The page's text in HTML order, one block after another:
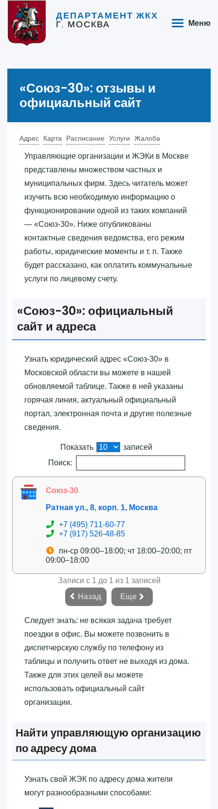
ДЕПАРТАМЕНТ ЖКХ
Г. МОСКВА Меню
«‎Союз-30»‎: отзывы и
официальный сайт
Адрес Карта Расписание Услуги Жалоба
Управляющие организации и ЖЭКи в Москве
представлены множеством частных и
муниципальных фирм. Здесь читатель может
изучить всю необходимую информацию о
функционировании одной из таких компаний
— «‎Союз-30»‎. Ниже опубликованы
контактные сведения ведомства, его режим
работы, юридические моменты и т. п. Также
будет рассказано, как оплатить коммунальные
услуги по лицевому счету.
«‎Союз-30»‎: официальный
сайт и адреса
Узнать юридический адрес «‎Союз-30»‎ в
Московской области вы можете в нашей
обновляемой таблице. Также в ней указаны
горячая линия, актуальный официальный
портал, электронная почта и другие полезные
сведения.
Показать
записей
Поиск:
Союз-30
Ратная ул., 8, корп. 1, Москва
+7 (495) 711-60-77
+7 (917) 526-48-85
пн-ср 09:00–18:00; чт 18:00–20:00; пт
09:00–18:00
Записи с 1 до 1 из 1 записей
Назад
Еще
Следует знать: не всякая задача требует
поездки в офис. Вы можете позвонить в
диспетчерскую службу по телефону из
таблицы и получить ответ не выходя из дома.
Также для этих целей вы можете
использовать официальный сайт
организации.
Найти управляющую организацию
по адресу дома
Узнать свой ЖЭК по адресу дома жители
могут разнообразными способами: